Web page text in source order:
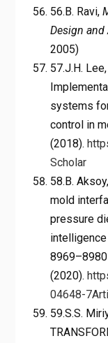
56.B. Ravi,
Design and
2005)
57.J.H.
systems
control in
(2018).
Scholar
58.B.
mold
pressure
intelligence
8969–8980
(2020).
04648-7
59.S.S.